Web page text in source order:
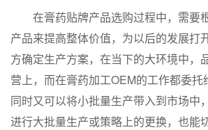
在膏药贴牌产品选购过程中，需要
产品来提高整体价值，为以后的发展打
方确定生产方案，在当下的大环境中，
营上，而在膏药加工OEM的工作都委托
同时又可以将小批量生产带入到市场中
进行大批量生产或策略上的更换，也能